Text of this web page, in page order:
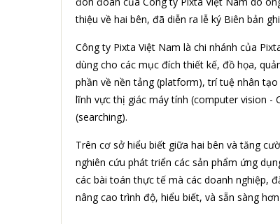
thiệu về hai bên, đã diễn ra lễ ký Biên bản
Công ty Pixta Việt Nam là chi nhánh của
dùng cho các mục đích thiết kế, đồ họa,
phần về nền tảng (platform), trí tuệ nhân
lĩnh vực thị giác máy tính (computer vision -
(searching).
Trên cơ sở hiểu biết giữa hai bên và tăng
nghiên cứu phát triển các sản phẩm ứng
các bài toán thực tế mà các doanh nghiệp,
nâng cao trình độ, hiểu biết, và sẵn sàng